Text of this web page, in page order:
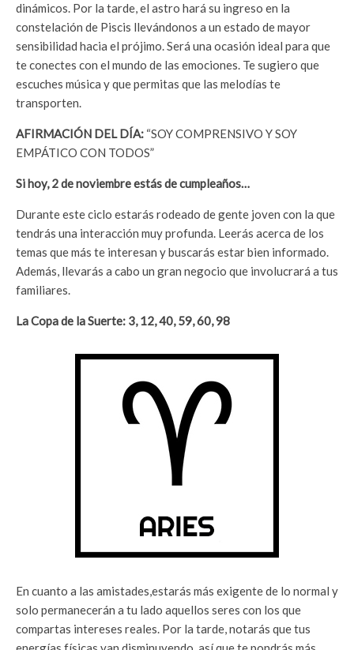
dinámicos. Por la tarde, el astro hará su ingreso en la
constelación de Piscis llevándonos a un estado de mayor
sensibilidad hacia el prójimo. Será una ocasión ideal para que
te conectes con el mundo de las emociones. Te sugiero que
escuches música y que permitas que las melodías te
transporten.
AFIRMACIÓN DEL DÍA: “SOY COMPRENSIVO Y SOY
EMPÁTICO CON TODOS”
Si hoy, 2 de noviembre estás de cumpleaños…
Durante este ciclo estarás rodeado de gente joven con la que
tendrás una interacción muy profunda. Leerás acerca de los
temas que más te interesan y buscarás estar bien informado.
Además, llevarás a cabo un gran negocio que involucrará a tus
familiares.
La Copa de la Suerte: 3, 12, 40, 59, 60, 98
En cuanto a las amistades,estarás más exigente de lo normal y
solo permanecerán a tu lado aquellos seres con los que
compartas intereses reales. Por la tarde, notarás que tus